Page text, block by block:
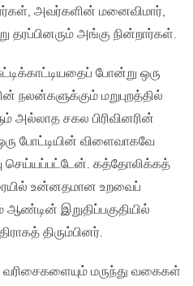
அவர்களின் மனைவிமார்,
தரப்பினரும் அங்கு நின்றார்கள்.
போன்று ஒரு
நலன்களுக்கும் மறுபுறத்தில்
சகல பிரிவினரின்
போட்டியின் விளைவாகவே
செய்யப்பட்டேன். கத்தோலிக்கத்
உன்னதமான உறவைப்
இறுதிப்பகுதியில்
திரும்பினர்.
வரிசைகளையும் மருந்து வகைகள்